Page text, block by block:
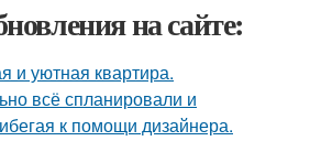
на сайте:
и уютная квартира.
всё спланировали и
к помощи дизайнера.